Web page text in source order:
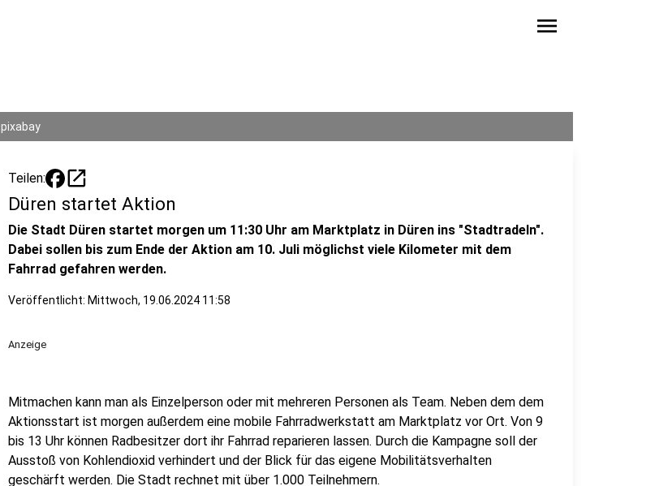
menu
pixabay
Teilen: open_in_new
Düren startet Aktion
Die Stadt Düren startet morgen um 11:30 Uhr am Marktplatz in Düren ins "Stadtradeln".
Dabei sollen bis zum Ende der Aktion am 10. Juli möglichst viele Kilometer mit dem
Fahrrad gefahren werden.
Veröffentlicht: Mittwoch, 19.06.2024 11:58
Anzeige
Mitmachen kann man als Einzelperson oder mit mehreren Personen als Team. Neben dem dem
Aktionsstart ist morgen außerdem eine mobile Fahrradwerkstatt am Marktplatz vor Ort. Von 9
bis 13 Uhr können Radbesitzer dort ihr Fahrrad reparieren lassen. Durch die Kampagne soll der
Ausstoß von Kohlendioxid verhindert und der Blick für das eigene Mobilitätsverhalten
geschärft werden. Die Stadt rechnet mit über 1.000 Teilnehmern.